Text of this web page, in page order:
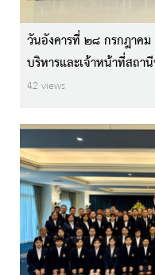
วันอังคารที่ ๒๘ กรกฎา
บริหารและเจ้าหน้าที่สถ
ทำบุญตักบาตรถวายเป็นพ
42 views